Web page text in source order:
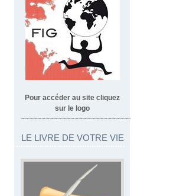
Pour accéder au site cliquez
sur le logo
~~~~~~~~~~~~~~~~~~~~~~~~~~~~~~~~~
LE LIVRE DE VOTRE VIE